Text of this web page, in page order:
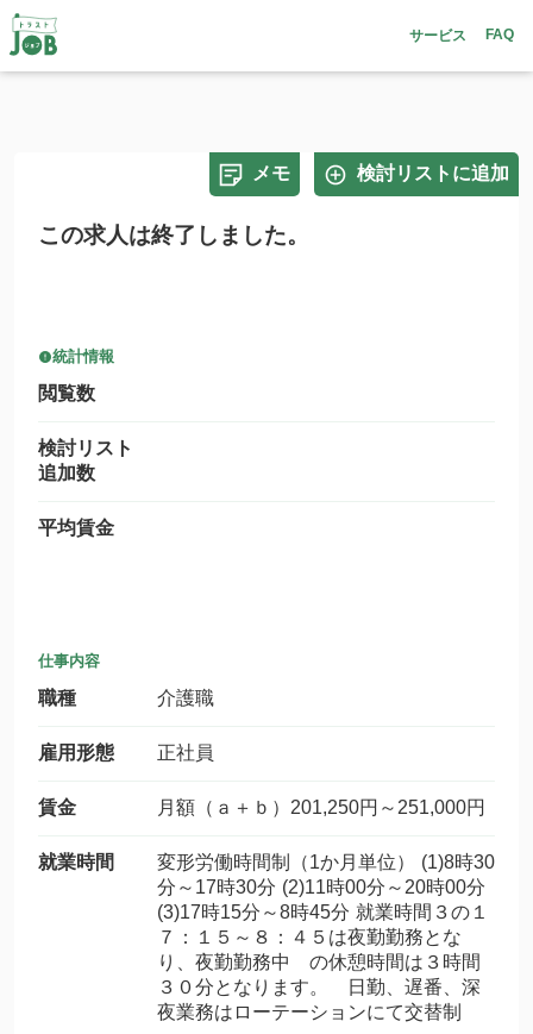
サービス FAQ
メモ 検討リストに追加
この求人は終了しました。
統計情報
閲覧数
検討リスト
追加数
平均賃金
仕事内容
職種 介護職
雇用形態 正社員
賃金 月額（ａ＋ｂ）201,250円～251,000円
就業時間
変形労働時間制（1か月単位） (1)8時30
分～17時30分 (2)11時00分～20時00分
(3)17時15分～8時45分 就業時間３の１
７：１５～８：４５は夜勤勤務とな
り、夜勤勤務中 の休憩時間は３時間
３０分となります。 日勤、遅番、深
夜業務はローテーションにて交替制